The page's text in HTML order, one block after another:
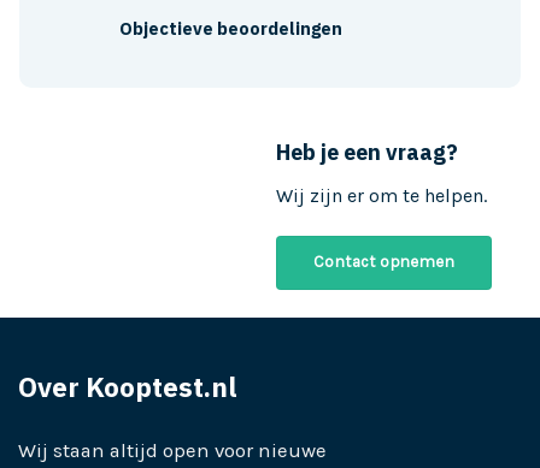
Heb je een vraag?
Wij zijn er om te helpen.
Contact opnemen
Objectieve beoordelingen
Over Kooptest.nl
Wij staan altijd open voor nieuwe